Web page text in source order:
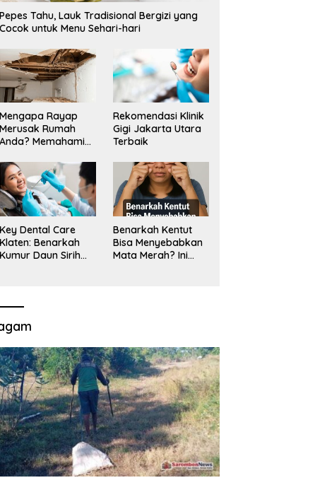
Pepes Tahu, Lauk Tradisional Bergizi yang
Cocok untuk Menu Sehari-hari
Mengapa Rayap
Merusak Rumah
Anda? Memahami
Killer”
Rekomendasi Klinik
Gigi Jakarta Utara
Terbaik
Key Dental Care
Klaten: Benarkah
Kumur Daun Sirih
Klaten
Benarkah Kentut
Bisa Menyebabkan
Mata Merah? Ini